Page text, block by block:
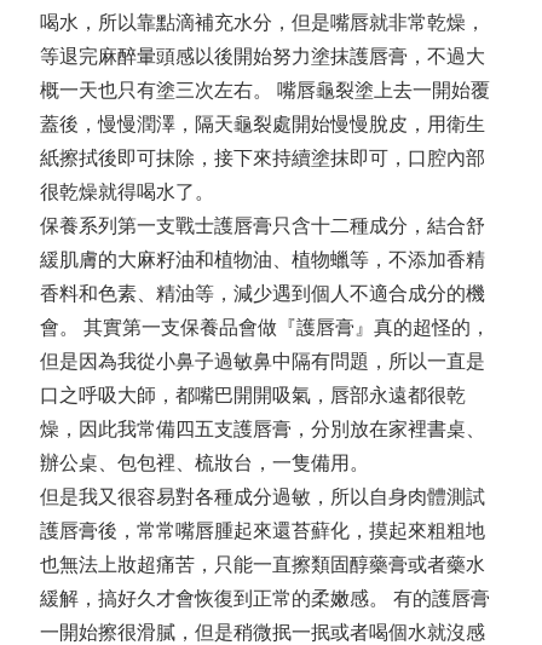
喝水，所以靠點滴補充水分，但是嘴唇就非常乾燥，
等退完麻醉暈頭感以後開始努力塗抹護唇膏，不過大
概一天也只有塗三次左右。 嘴唇龜裂塗上去一開始覆
蓋後，慢慢潤澤，隔天龜裂處開始慢慢脫皮，用衛生
紙擦拭後即可抹除，接下來持續塗抹即可，口腔內部
很乾燥就得喝水了。
保養系列第一支戰士護唇膏只含十二種成分，結合舒
緩肌膚的大麻籽油和植物油、植物蠟等，不添加香精
香料和色素、精油等，減少遇到個人不適合成分的機
會。 其實第一支保養品會做『護唇膏』真的超怪的，
但是因為我從小鼻子過敏鼻中隔有問題，所以一直是
口之呼吸大師，都嘴巴開開吸氣，唇部永遠都很乾
燥，因此我常備四五支護唇膏，分別放在家裡書桌、
辦公桌、包包裡、梳妝台，一隻備用。
但是我又很容易對各種成分過敏，所以自身肉體測試
護唇膏後，常常嘴唇腫起來還苔蘚化，摸起來粗粗地
也無法上妝超痛苦，只能一直擦類固醇藥膏或者藥水
緩解，搞好久才會恢復到正常的柔嫩感。 有的護唇膏
一開始擦很滑膩，但是稍微抿一抿或者喝個水就沒感